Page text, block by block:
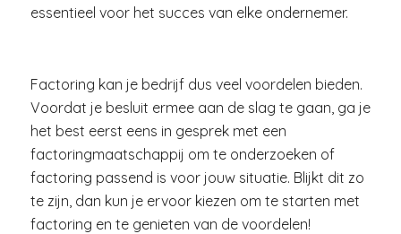
essentieel voor het succes van elke ondernemer.
Factoring kan je bedrijf dus veel voordelen bieden.
Voordat je besluit ermee aan de slag te gaan, ga je
het best eerst eens in gesprek met een
factoringmaatschappij om te onderzoeken of
factoring passend is voor jouw situatie. Blijkt dit zo
te zijn, dan kun je ervoor kiezen om te starten met
factoring en te genieten van de voordelen!